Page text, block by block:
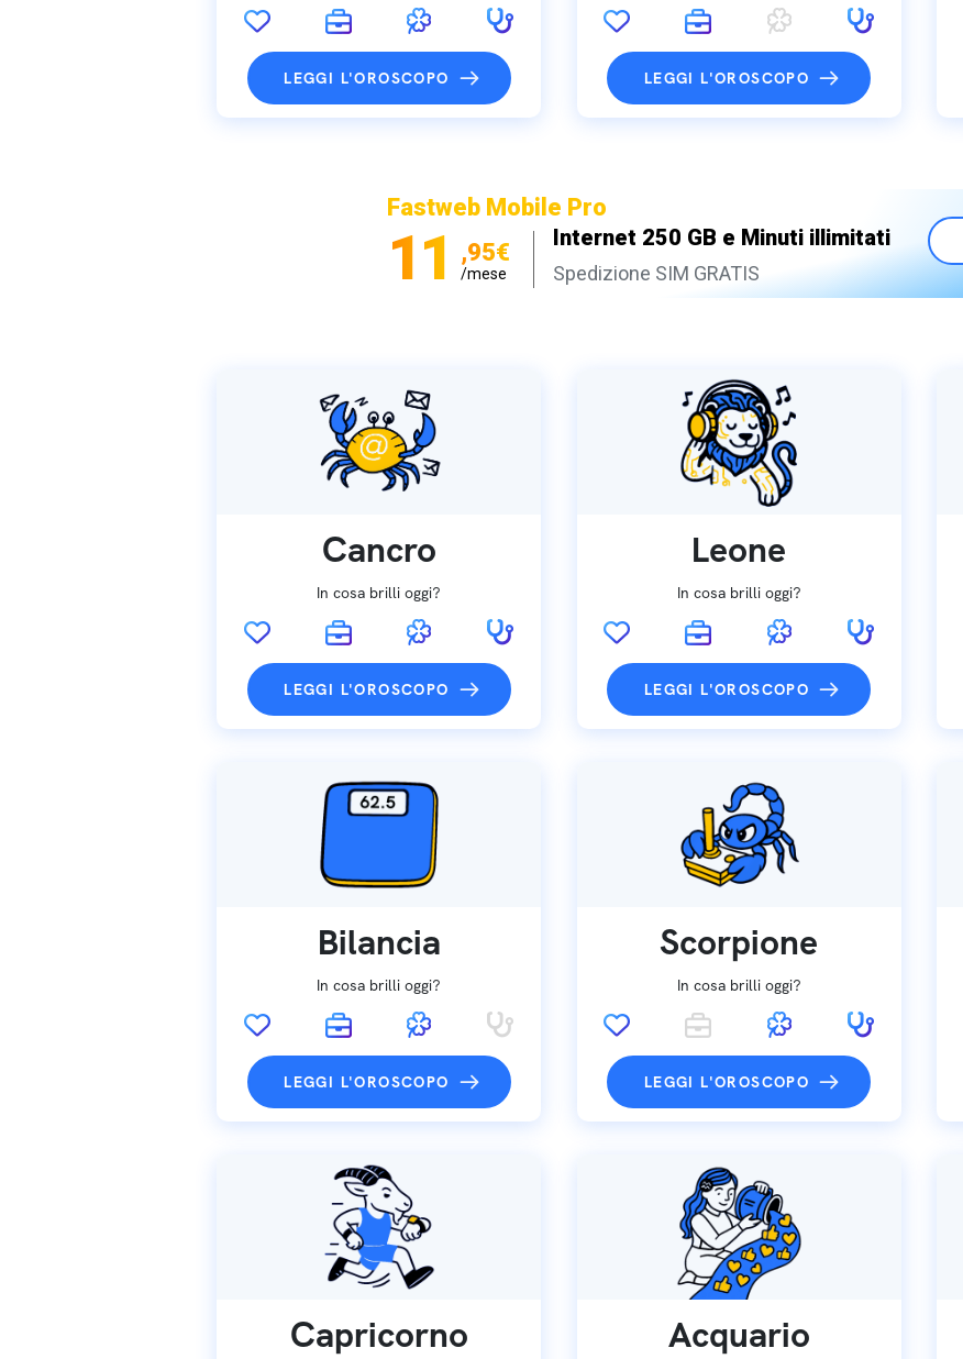
LEGGI L'OROSCOPO LEGGI L'OROSCOPO
Fastweb Mobile Pro
11 ,95€
/mese
Internet 250 GB e Minuti illimitati
Spedizione SIM GRATIS
Cancro
In cosa brilli oggi?
LEGGI L'OROSCOPO
Leone
In cosa brilli oggi?
LEGGI L'OROSCOPO
Bilancia
In cosa brilli oggi?
LEGGI L'OROSCOPO
Scorpione
In cosa brilli oggi?
LEGGI L'OROSCOPO
Capricorno Acquario